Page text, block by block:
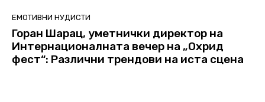
ЕМОТИВНИ НУДИСТИ
Горан Шарац, уметнички директор на
Интернационалната вечер на „Охрид
фест“: Различни трендови на иста сцена